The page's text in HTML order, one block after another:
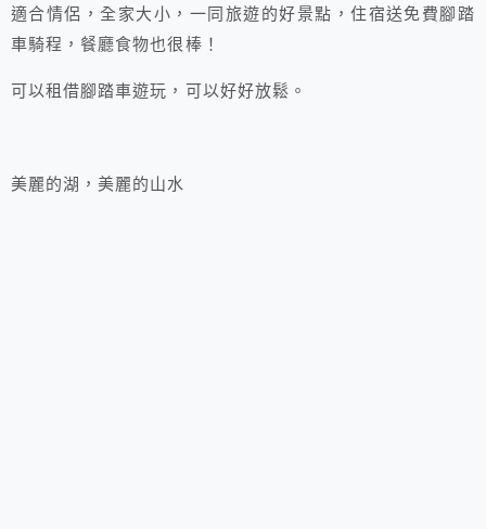
適合情侶 ，全家大小 ，一同旅遊的好景點 ，住宿送免費腳踏
車騎程， 餐廳食物也很棒 ！
可以租借腳踏車遊玩，可以好好放鬆。
美麗的湖，美麗的山水